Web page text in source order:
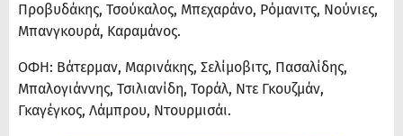
Προβυδάκης, Τσούκαλος, Μπεχαράνο, Ρόμανιτς, Νούνιες,
Μπανγκουρά, Καραμάνος.
ΟΦΗ: Βάτερμαν, Μαρινάκης, Σελίμοβιτς, Πασαλίδης,
Μπαλογιάννης, Τσιλιανίδη, Τοράλ, Ντε Γκουζμάν,
Γκαγέγκος, Λάμπρου, Ντουρμισάι.